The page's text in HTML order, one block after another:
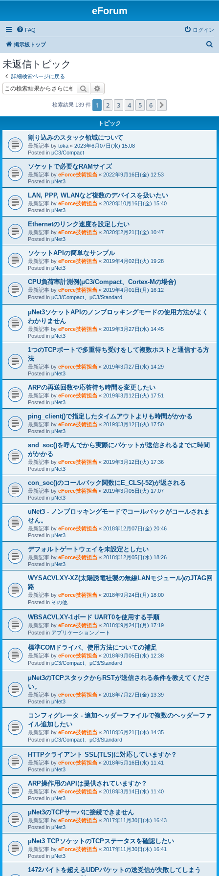
eForum
FAQ ログイン
掲示板トップ
未返信トピック
詳細検索ページに戻る
検索
検索結果 139 件 1 2 3 4 5 6
トピック
割り込みのスタック領域について
最新記事 by toka « 2023年6月07日(水) 15:08
Posted in μC3/Compact
ソケットで必要なRAMサイズ
最新記事 by eForce技術担当 « 2022年9月16日(金) 12:53
Posted in μNet3
LAN, PPP, WLANなど複数のデバイスを扱いたい
最新記事 by eForce技術担当 « 2020年10月16日(金) 15:40
Posted in μNet3
Ethernetのリンク速度を設定したい
最新記事 by eForce技術担当 « 2020年2月21日(金) 10:47
Posted in μNet3
ソケットAPIの簡単なサンプル
最新記事 by eForce技術担当 « 2019年4月02日(火) 19:28
Posted in μNet3
CPU負荷率計測例(μC3/Compact、Cortex-Mの場合)
最新記事 by eForce技術担当 « 2019年4月01日(月) 16:12
Posted in μC3/Compact、μC3/Standard
μNet3ソケットAPIのノンブロッキングモードの使用方法がよく
わかりません
最新記事 by eForce技術担当 « 2019年3月27日(水) 14:45
Posted in μNet3
1つのTCPポートで多重待ち受けをして複数ホストと通信する方
法
最新記事 by eForce技術担当 « 2019年3月27日(水) 14:29
Posted in μNet3
ARPの再送回数や応答待ち時間を変更したい
最新記事 by eForce技術担当 « 2019年3月12日(火) 17:51
Posted in μNet3
ping_client()で指定したタイムアウトよりも時間がかかる
最新記事 by eForce技術担当 « 2019年3月12日(火) 17:50
Posted in μNet3
snd_soc()を呼んでから実際にパケットが送信されるまでに時間
がかかる
最新記事 by eForce技術担当 « 2019年3月12日(火) 17:36
Posted in μNet3
con_soc()のコールバック関数にE_CLS(-52)が返される
最新記事 by eForce技術担当 « 2019年3月05日(火) 17:07
Posted in μNet3
uNet3 - ノンブロッキングモードでコールバックがコールされま
せん。
最新記事 by eForce技術担当 « 2018年12月07日(金) 20:46
Posted in μNet3
デフォルトゲートウェイを未設定としたい
最新記事 by eForce技術担当 « 2018年12月05日(水) 18:26
Posted in μNet3
WYSACVLXY-XZ(太陽誘電社製の無線LANモジュール)のJTAG回
路
最新記事 by eForce技術担当 « 2018年9月24日(月) 18:00
Posted in その他
WBSACVLXY-1ボード UART0を使用する手順
最新記事 by eForce技術担当 « 2018年9月24日(月) 17:19
Posted in アプリケーションノート
標準COMドライバ、使用方法についての補足
最新記事 by eForce技術担当 « 2018年9月05日(水) 12:38
Posted in μC3/Compact、μC3/Standard
μNet3のTCPスタックからRSTが送信される条件を教えてくださ
い。
最新記事 by eForce技術担当 « 2018年7月27日(金) 13:39
Posted in μNet3
コンフィグレータ - 追加ヘッダーファイルで複数のヘッダーファ
イル追加したい
最新記事 by eForce技術担当 « 2018年6月21日(木) 14:35
Posted in μC3/Compact、μC3/Standard
HTTPクライアント SSL(TLS)に対応していますか？
最新記事 by eForce技術担当 « 2018年5月16日(水) 11:41
Posted in μNet3
ARP操作用のAPIは提供されていますか？
最新記事 by eForce技術担当 « 2018年3月14日(水) 11:40
Posted in μNet3
μNet3のTCPサーバに接続できません
最新記事 by eForce技術担当 « 2017年11月30日(木) 16:43
Posted in μNet3
μNet3 TCPソケットのTCPステータスを確認したい
最新記事 by eForce技術担当 « 2017年11月30日(木) 16:41
Posted in μNet3
1472バイトを超えるUDPパケットの送受信が失敗してしまう